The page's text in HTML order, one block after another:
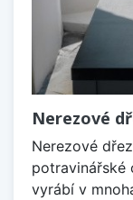
Nerezové
Nerezové
potravinářské
vyrábí v